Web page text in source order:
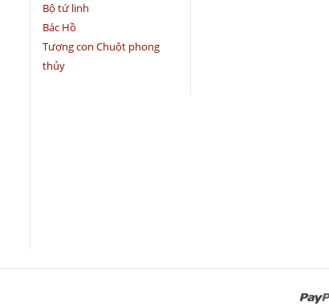
Bộ tứ linh
Bác Hồ
Tượng con Chuột phong
thủy